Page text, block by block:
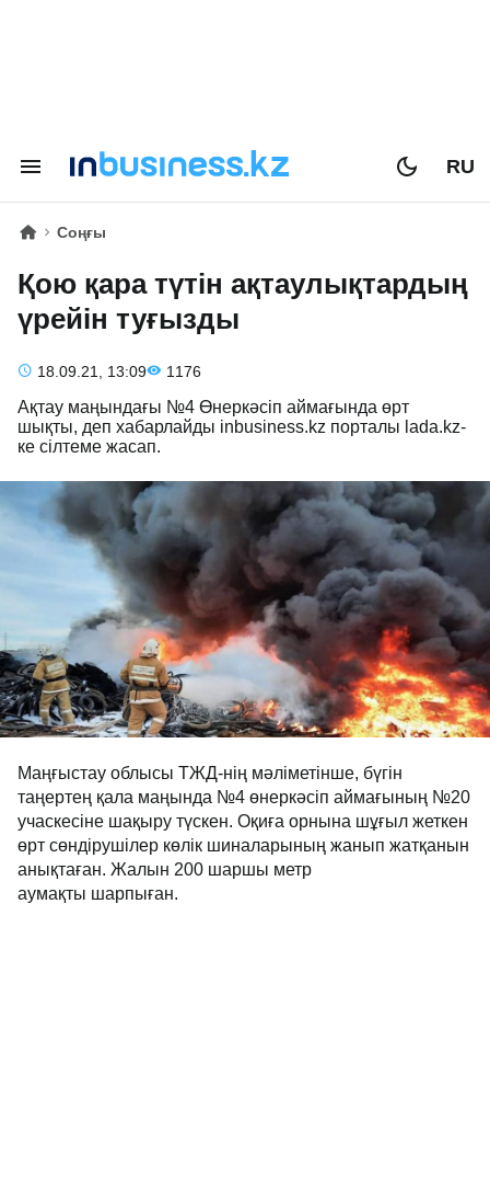
RU
Соңғы
Қою қара түтін ақтаулықтардың
үрейін туғызды
18.09.21, 13:09 1176
Ақтау маңындағы №4 Өнеркәсіп аймағында өрт
шықты, деп хабарлайды inbusiness.kz порталы lada.kz-
ке сілтеме жасап.
Маңғыстау облысы ТЖД-нің мәліметінше, бүгін
таңертең қала маңында №4 өнеркәсіп аймағының №20
учаскесіне шақыру түскен. Оқиға орнына шұғыл жеткен
өрт сөндірушілер көлік шиналарының жанып жатқанын
анықтаған. Жалын 200 шаршы метр
аумақты шарпыған.